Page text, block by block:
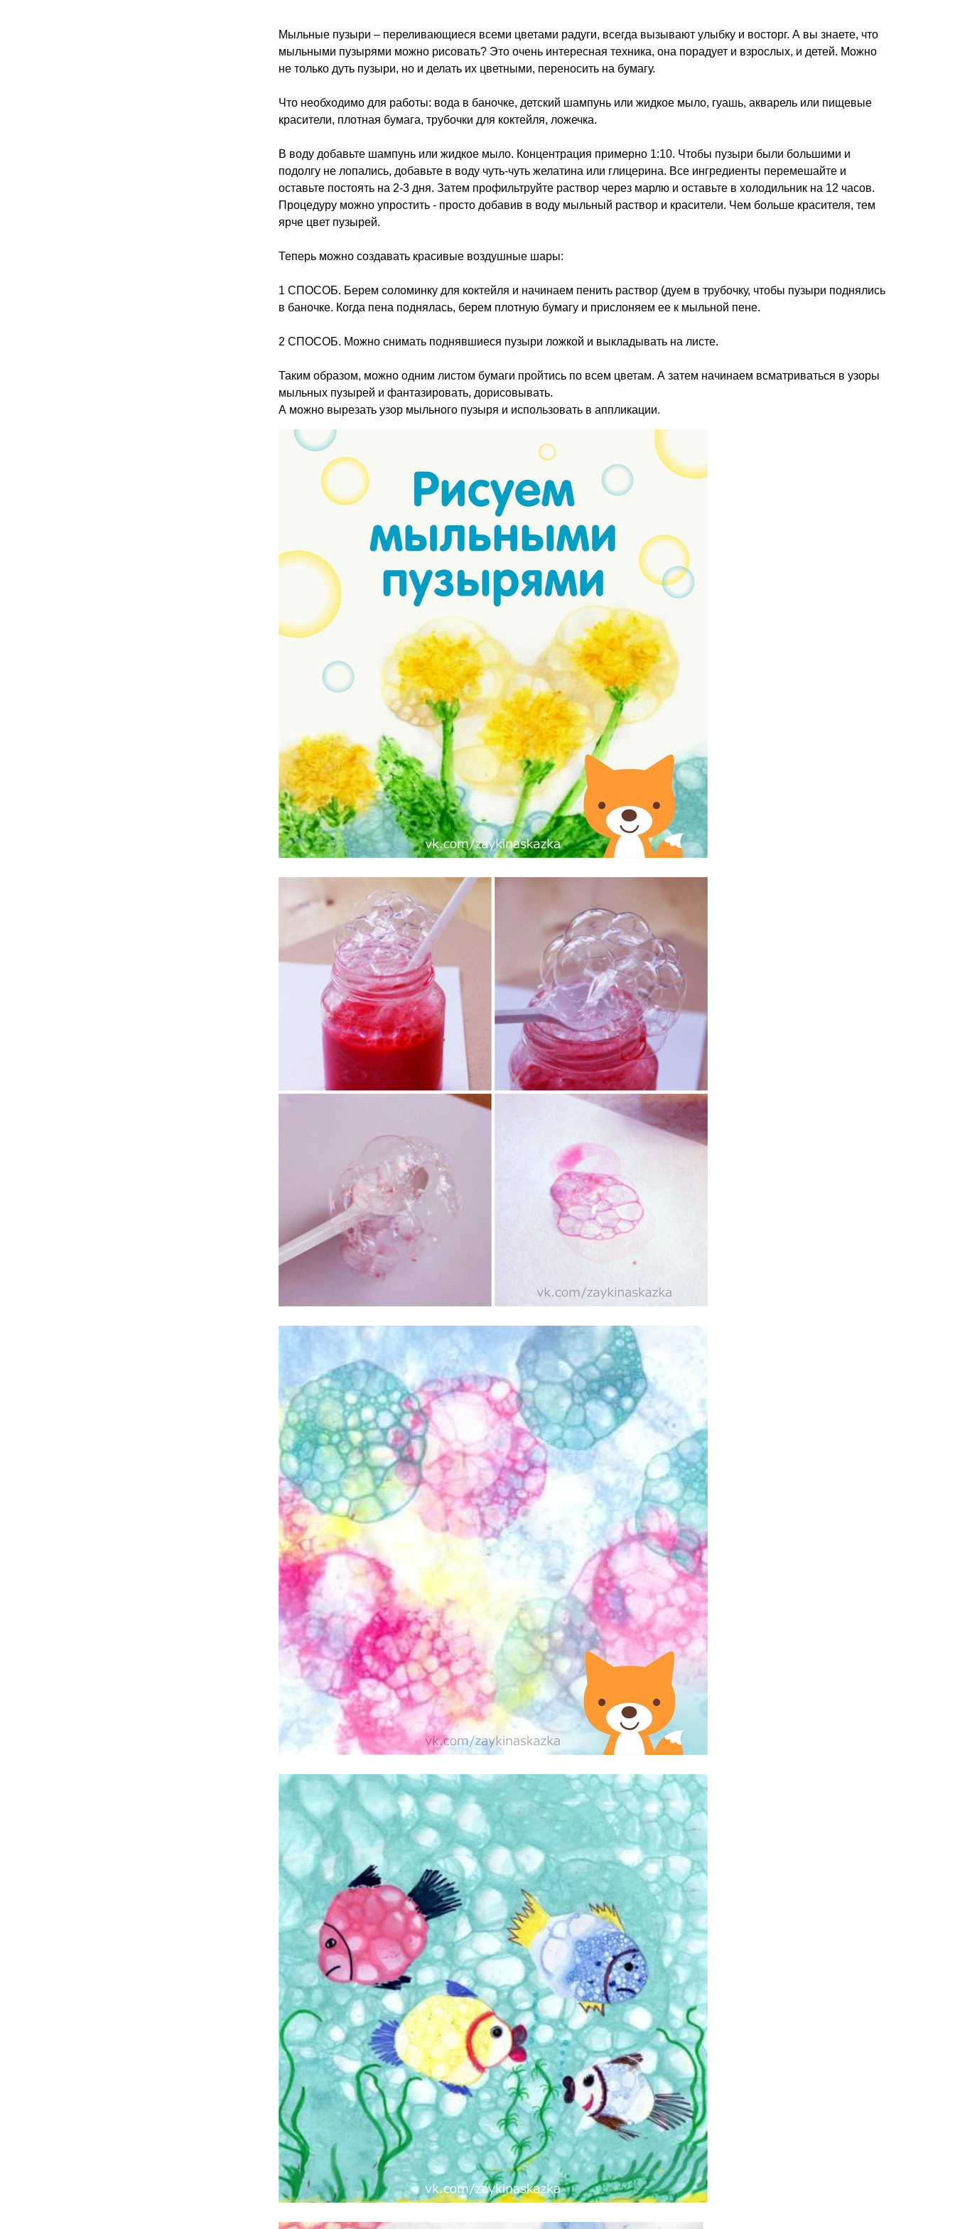
Мыльные пузыри – переливающиеся всеми цветами радуги, всегда вызывают улыбку и восторг. А вы знаете, что
мыльными пузырями можно рисовать? Это очень интересная техника, она порадует и взрослых, и детей. Можно
не только дуть пузыри, но и делать их цветными, переносить на бумагу.
Что необходимо для работы: вода в баночке, детский шампунь или жидкое мыло, гуашь, акварель или пищевые
красители, плотная бумага, трубочки для коктейля, ложечка.
В воду добавьте шампунь или жидкое мыло. Концентрация примерно 1:10. Чтобы пузыри были большими и
подолгу не лопались, добавьте в воду чуть-чуть желатина или глицерина. Все ингредиенты перемешайте и
оставьте постоять на 2-3 дня. Затем профильтруйте раствор через марлю и оставьте в холодильник на 12 часов.
Процедуру можно упростить - просто добавив в воду мыльный раствор и красители. Чем больше красителя, тем
ярче цвет пузырей.
Теперь можно создавать красивые воздушные шары:
1 СПОСОБ. Берем соломинку для коктейля и начинаем пенить раствор (дуем в трубочку, чтобы пузыри поднялись
в баночке. Когда пена поднялась, берем плотную бумагу и прислоняем ее к мыльной пене.
2 СПОСОБ. Можно снимать поднявшиеся пузыри ложкой и выкладывать на листе.
Таким образом, можно одним листом бумаги пройтись по всем цветам. А затем начинаем всматриваться в узоры
мыльных пузырей и фантазировать, дорисовывать.
А можно вырезать узор мыльного пузыря и использовать в аппликации.